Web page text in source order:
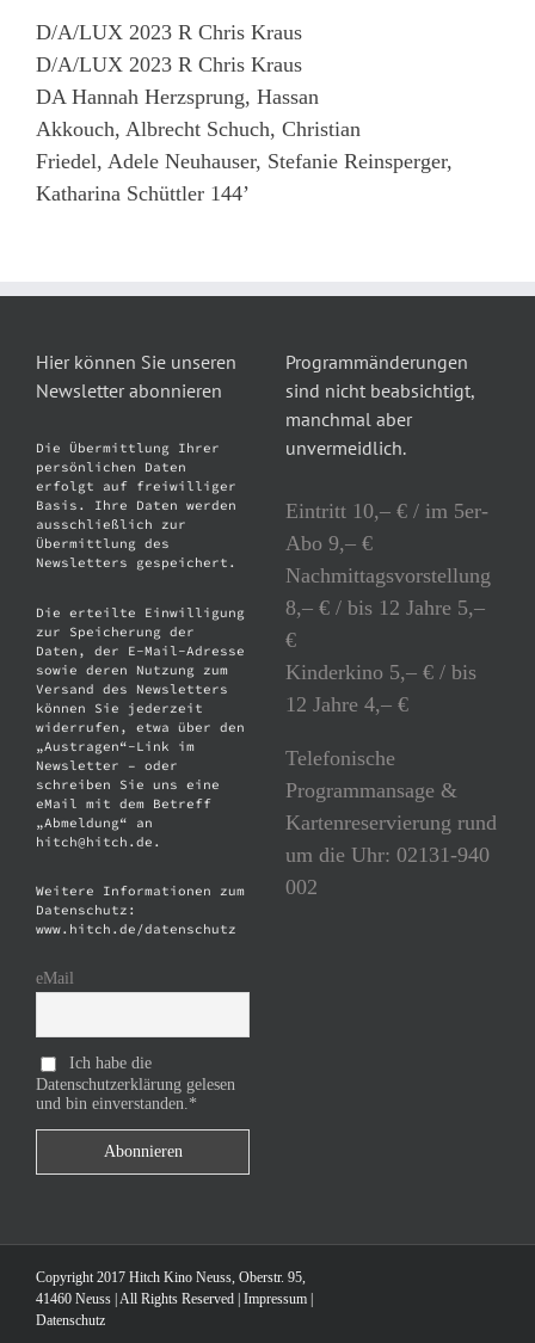
D/A/LUX 2023 R Chris Kraus
D/A/LUX 2023 R Chris Kraus
DA Hannah Herzsprung, Hassan
Akkouch, Albrecht Schuch, Christian
Friedel, Adele Neuhauser, Stefanie Reinsperger,
Katharina Schüttler 144’
Hier können Sie unseren
Newsletter abonnieren
Die Übermittlung Ihrer
persönlichen Daten
erfolgt auf freiwilliger
Basis. Ihre Daten werden
ausschließlich zur
Übermittlung des
Newsletters gespeichert.
Die erteilte Einwilligung
zur Speicherung der
Daten, der E-Mail-Adresse
sowie deren Nutzung zum
Versand des Newsletters
können Sie jederzeit
widerrufen, etwa über den
„Austragen“-Link im
Newsletter – oder
schreiben Sie uns eine
eMail mit dem Betreff
„Abmeldung“ an
hitch@hitch.de.
Weitere Informationen zum
Datenschutz:
www.hitch.de/datenschutz
eMail
Ich habe die
Datenschutzerklärung gelesen
und bin einverstanden.*
Programmänderungen
sind nicht beabsichtigt,
manchmal aber
unvermeidlich.
Eintritt 10,– € / im 5er-
Abo 9,– €
Nachmittagsvorstellung
8,– € / bis 12 Jahre 5,–
€
Kinderkino 5,– € / bis
12 Jahre 4,– €
Telefonische
Programmansage &
Kartenreservierung rund
um die Uhr: 02131-940
002
Copyright 2017 Hitch Kino Neuss, Oberstr. 95,
41460 Neuss | All Rights Reserved | Impressum |
Datenschutz